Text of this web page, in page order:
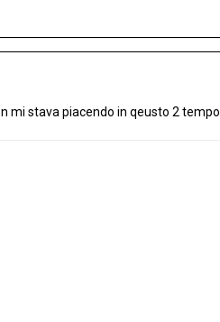
mi stava piacendo in qeusto 2 tempo.